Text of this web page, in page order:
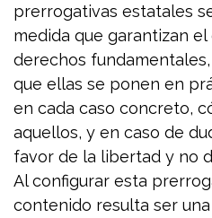
prerrogativas estatales
medida que garantizan
derechos
que ellas se ponen en
en cada caso concreto,
aquellos, y en caso de
favor de la libertad y no
Al configurar esta
contenido resulta ser